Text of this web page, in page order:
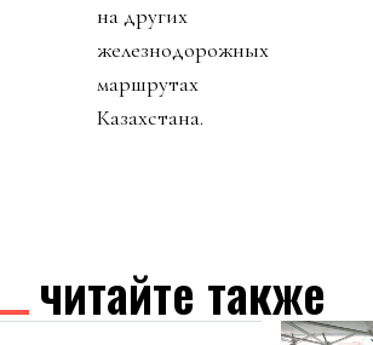
на других
железнодорожных
маршрутах
Казахстана.
читайте также